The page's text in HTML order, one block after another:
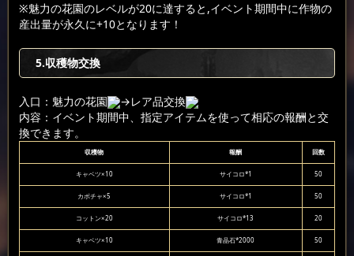
※魅力の花園のレベルが20に達すると,イベント期間中に作物の
産出量が永久に+10となります！
5.収穫物交換
入口：魅力の花園
→レア品交換
内容：イベント期間中、指定アイテムを使って相応の報酬と交
換できます。
収穫物 報酬 回数
キャベツ×10 サイコロ*1 50
カボチャ×5 サイコロ*1 50
コットン×20 サイコロ*13 20
キャベツ×10 青晶石*2000 50